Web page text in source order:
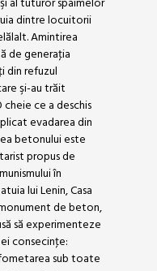
dintre locuitorii
Amintirea
de generaţia
din refuzul
şi-au trăit
ce a deschis
evadarea din
betonului este
propus de
în
lui Lenin, Casa
de beton,
să experimenteze
consecinţe:
sub toate